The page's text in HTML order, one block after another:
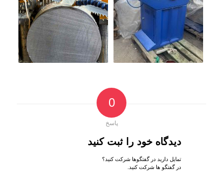
0
پاسخ
دیدگاه خود را ثبت کنید
تمایل دارید در گفتگوها شرکت کنید؟
در گفتگو ها شرکت کنید.